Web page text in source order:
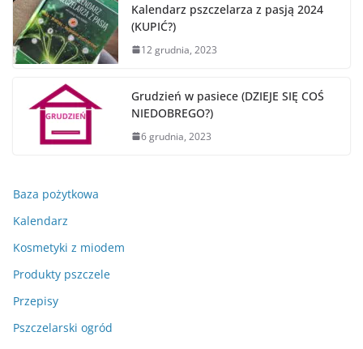
Kalendarz pszczelarza z pasją 2024
(KUPIĆ?)
12 grudnia, 2023
Grudzień w pasiece (DZIEJE SIĘ COŚ
NIEDOBREGO?)
6 grudnia, 2023
Baza pożytkowa
Kalendarz
Kosmetyki z miodem
Produkty pszczele
Przepisy
Pszczelarski ogród